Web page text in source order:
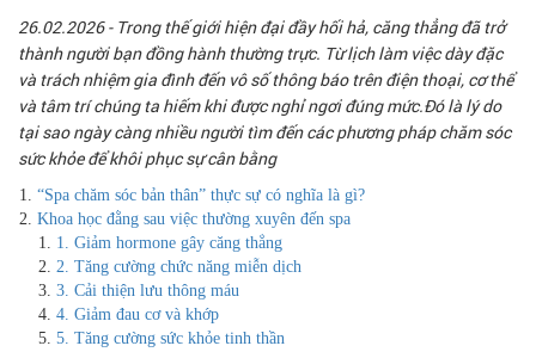
26.02.2026- Trong thế giới hiện đại đầy hối hả, căng thẳng đã trở
thành người bạn đồng hành thường trực. Từ lịch làm việc dày đặc
và trách nhiệm gia đình đến vô số thông báo trên điện thoại, cơ thể
và tâm trí chúng ta hiếm khi được nghỉ ngơi đúng mức.Đó là lý do
tại sao ngày càng nhiều người tìm đến các phương pháp chăm sóc
sức khỏe để khôi phục sự cân bằng
“Spa chăm sóc bản thân” thực sự có nghĩa là gì?
Khoa học đằng sau việc thường xuyên đến spa
1. Giảm hormone gây căng thẳng
2. Tăng cường chức năng miễn dịch
3. Cải thiện lưu thông máu
4. Giảm đau cơ và khớp
5. Tăng cường sức khỏe tinh thần